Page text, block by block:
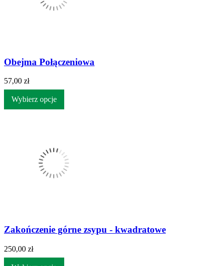
Obejma Połączeniowa
57,00 zł
Wybierz opcje
Zakończenie górne zsypu - kwadratowe
250,00 zł